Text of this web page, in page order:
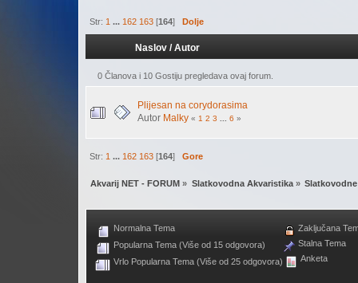
Str:1 ...162 163 [164] Dolje
Naslov /Autor
0 Članova i 10 Gostiju pregledava ovaj forum.
Plijesan na corydorasima
Autor Malky « 1 2 3 6 »
Str: 1 ... 162 163 [164]Gore
Akvarij NET - FORUM » Slatkovodna Akvaristika»
Normalna Tema
Popularna Tema (Više od 15 odgovora)
Vrlo Popularna Tema (Više od 25 odgovora)
Zaključana
Stalna Tema
Anketa